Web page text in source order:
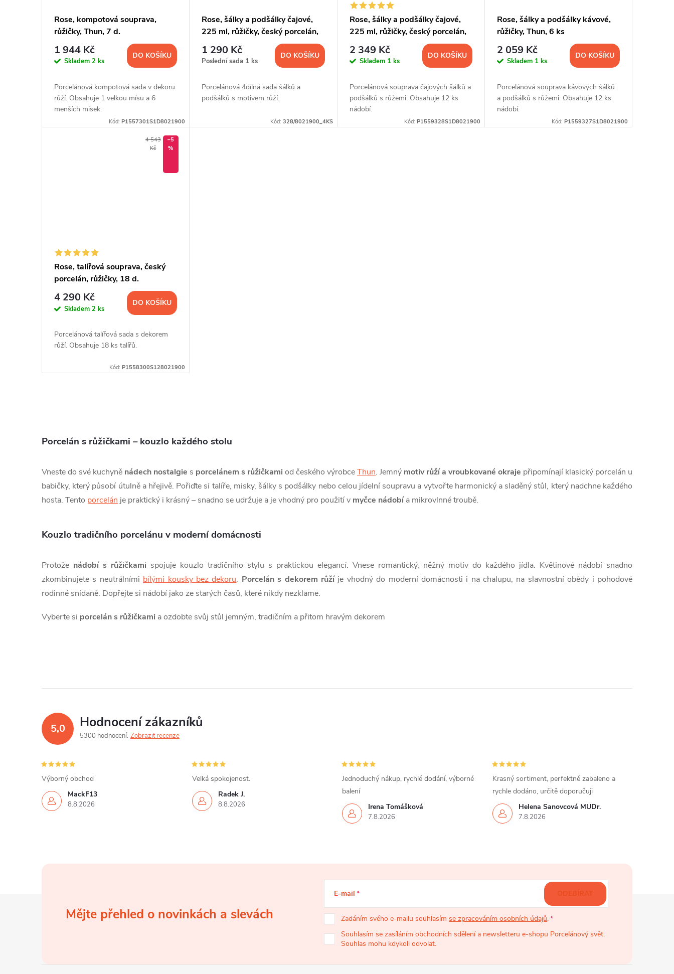
Rose, kompotová souprava,
růžičky, Thun, 7 d.
1 944 Kč
Skladem 2 ks
DO KOŠÍKU
Porcelánová kompotová sada v dekoru
růží. Obsahuje 1 velkou mísu a 6
menších misek.
Kód:P1557301S1D8021900
Rose, šálky a podšálky čajové,
225 ml, růžičky, český porcelán,
Thun, 4 ks
1 290 Kč
Poslední sada 1 ks
DO KOŠÍKU
Porcelánová 4dílná sada šálků a
podšálků s motivem růží.
Kód: 328/8021900_4KS
Rose, šálky a podšálky čajové,
225 ml, růžičky, český porcelán,
Thun, 6 ks
2 349 Kč
Skladem 1 ks
DO KOŠÍKU
Porcelánová souprava čajových šálků a
podšálků s růžemi. Obsahuje 12 ks
nádobí.
Kód: P1559328S1D8021900
Rose, šálky a podšálky kávové,
růžičky, Thun, 6 ks
2 059 Kč
Skladem 1 ks
DO KOŠÍKU
Porcelánová souprava kávových šálků
a podšálků s růžemi. Obsahuje 12 ks
nádobí.
Kód: P1559327S1D8021900
4 543
Kč
–5
%
Rose, talířová souprava, český
porcelán, růžičky, 18 d.
4 290 Kč
Skladem 2 ks
DO KOŠÍKU
Porcelánová talířová sada s dekorem
růží. Obsahuje 18 ks talířů.
Kód:P1558300S128021900
l
á
d
c
p
r
v
ý
p
i
u
Porcelán s růžičkami – kouzlo každého stolu
Vneste do své kuchyně nádech nostalgie s porcelánem s růžičkami od českého výrobceThun. Jemný motiv růží a vroubkované okraje připomínají klasický porcelán u
babičky, který působí útulně a hřejivě. Pořiďte si talíře, misky, šálky s podšálky nebo celou jídelní soupravu a vytvořte harmonický a sladěný stůl, který nadchne každého
hosta. Tento porcelán je praktický i krásný – snadno se udržuje a jevhodný pro použití v myčce nádobía mikrovlnné troubě.
Kouzlo tradičního porcelánu v moderní domácnosti
Protože nádobí s růžičkami spojuje kouzlo tradičního stylu s praktickou elegancí. Vnese romantický, něžný motiv do každého jídla. Květinové nádobí snadno
zkombinujete s neutrálními bílými kousky bez dekoru. Porcelán s dekorem růžíje vhodný do moderní domácnosti i na chalupu, na slavnostní obědy i pohodové
rodinné snídaně. Dopřejte si nádobí jako ze starých časů, které nikdy nezklame.
Vyberte si porcelán s růžičkami a ozdobte svůj stůl jemným, tradičním a přitom hravým dekorem
5,0 Hodnocení zákazníků
5300 hodnocení Zobrazit recenze
MackF13
8.8.2026
Výborný obchod
Radek J.
8.8.2026
Velká spokojenost.
Irena Tomášková
7.8.2026
Jednoduchý nákup, rychlé dodání, výborné
balení
Helena Šanovcová MUDr.
7.8.2026
Krasný sortiment, perfektně zabaleno a
rychle dodáno, určitě doporučuji
Mějte přehled o novinkách a slevách
E-mail
Zadáním svého e-mailu souhlasím se zpracováním osobních údajů.
Souhlasím se zasíláním obchodních sdělení a newsletteru e-shopu Porcelánový svět.
Souhlas mohu kdykoli odvolat.
ODEBÍRAT